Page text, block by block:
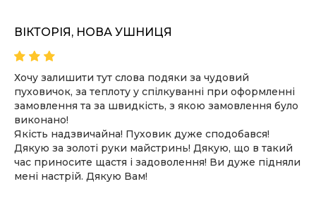
ВІКТОРІЯ, НОВА УШНИЦЯ
Хочу залишити тут слова подяки за чудовий
пуховичок, за теплоту у спілкуванні при оформленні
замовлення та за швидкість, з якою замовлення було
виконано!
Якість надзвичайна! Пуховик дуже сподобався!
Дякую за золоті руки майстринь! Дякую, що в такий
час приносите щастя і задоволення! Ви дуже підняли
мені настрій. Дякую Вам!